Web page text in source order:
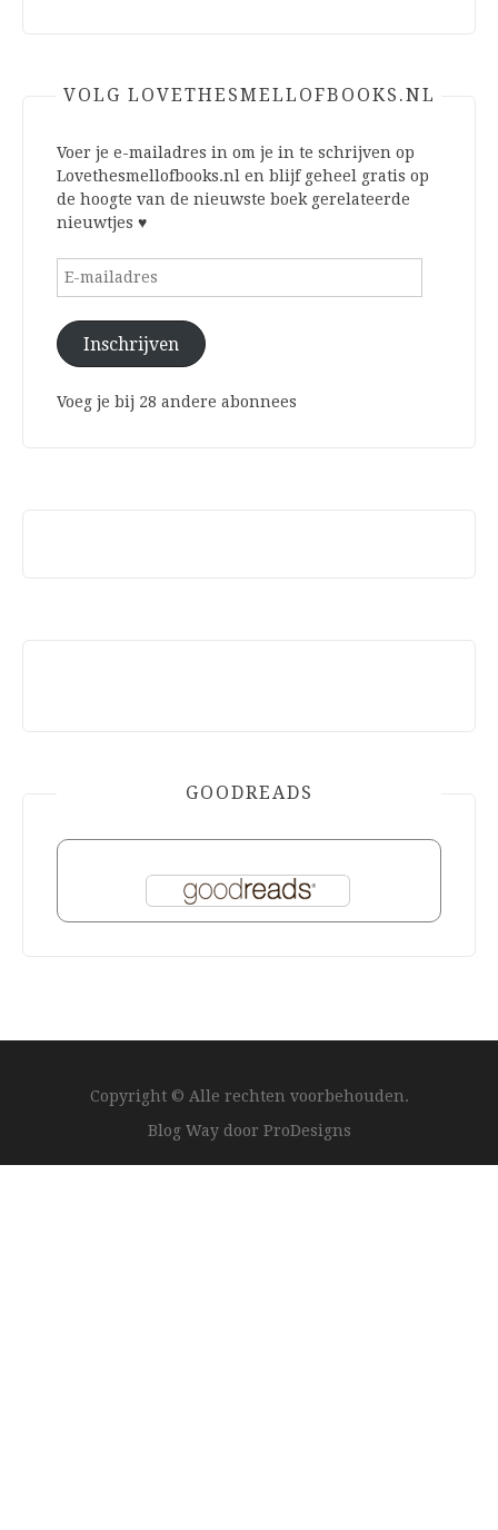
VOLG LOVETHESMELLOFBOOKS.NL
Voer je e-mailadres in om je in te schrijven op
Lovethesmellofbooks.nl en blijf geheel gratis op
de hoogte van de nieuwste boek gerelateerde
nieuwtjes ♥
E-
Inschrijven
Voeg je bij 28 andere abonnees
GOODREADS
Copyright © Alle rechten voorbehouden.
Blog Way door ProDesigns